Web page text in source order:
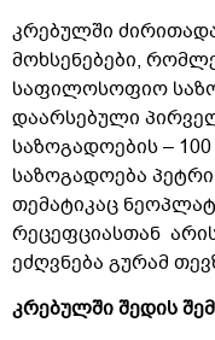
კრებულში
მოხსენებები,
საფილოსოფიო
დაარსებული
საზოგადოების –
საზოგადოება
თემატიკაც
რეცეფციასთან
ეძღვნება გურამ
კრებულში შედის